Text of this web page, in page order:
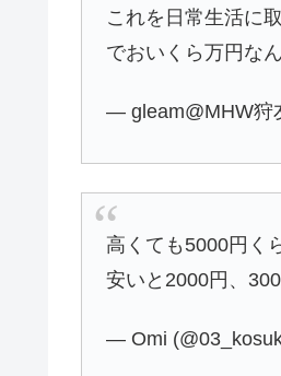
これを日常生活に
でおいくら万円な
— gleam@MHW狩
高くても5000円く
安いと2000円、
— Omi